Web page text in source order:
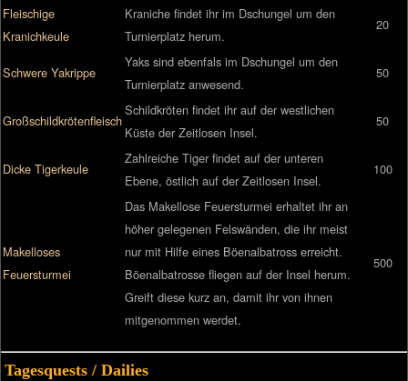
Fleischige
Kranichkeule
Kraniche findet ihr im Dschungel um den
Turnierplatz herum.
20
Schwere Yakrippe
Yaks sind ebenfals im Dschungel um den
Turnierplatz anwesend.
50
Großschildkrötenfleisch
Schildkröten findet ihr auf der westlichen
Küste der Zeitlosen Insel.
50
Dicke Tigerkeule
Zahlreiche Tiger findet auf der unteren
Ebene, östlich auf der Zeitlosen Insel.
100
Makelloses
Feuersturmei
Das Makellose Feuersturmei erhaltet ihr an
höher gelegenen Felswänden, die ihr meist
nur mit Hilfe eines Böenalbatross erreicht.
Böenalbatrosse fliegen auf der Insel herum.
Greift diese kurz an, damit ihr von ihnen
mitgenommen werdet.
500
Tagesquests / Dailies